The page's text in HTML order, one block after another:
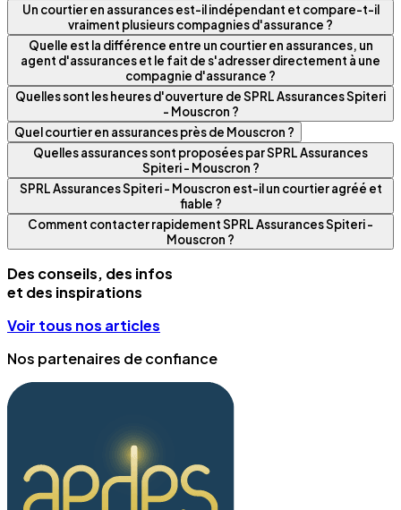
Un courtier en assurances est-il indépendant et compare-t-il
vraiment plusieurs compagnies d'assurance ?
Quelle est la différence entre un courtier en assurances, un
agent d'assurances et le fait de s'adresser directement à une
compagnie d'assurance ?
Quelles sont les heures d'ouverture de SPRL Assurances Spiteri
- Mouscron ?
Quel courtier en assurances près de Mouscron ?
Quelles assurances sont proposées par SPRL Assurances
Spiteri - Mouscron ?
SPRL Assurances Spiteri - Mouscron est-il un courtier agréé et
fiable ?
Comment contacter rapidement SPRL Assurances Spiteri -
Mouscron ?
Des conseils, des infos
et des inspirations
Voir tous nos articles
Nos partenaires de confiance